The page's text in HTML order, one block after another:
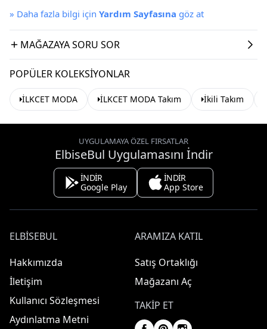
» Daha fazla bilgi için Yardım Sayfasına göz at
MAĞAZAYA SORU SOR
POPÜLER KOLEKSIYONLAR
İLKCET MODA İLKCET MODA Takım İkili Takım
UYGULAMAYA ÖZEL FIRSATLAR
ElbiseBul Uygulamasını İndir
İNDİR
Google Play
İNDİR
App Store
ELBISEBUL
Hakkımızda
İletişim
Kullanıcı Sözleşmesi
Aydınlatma Metni
ARAMIZA KATIL
Satış Ortaklığı
Mağazanı Aç
TAKIP ET